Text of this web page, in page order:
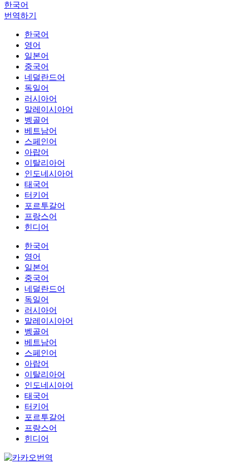
한국어
번역하기
한국어
영어
일본어
중국어
네덜란드어
독일어
러시아어
말레이시아어
벵골어
베트남어
스페인어
아랍어
이탈리아어
인도네시아어
태국어
터키어
포르투갈어
프랑스어
힌디어
한국어
영어
일본어
중국어
네덜란드어
독일어
러시아어
말레이시아어
벵골어
베트남어
스페인어
아랍어
이탈리아어
인도네시아어
태국어
터키어
포르투갈어
프랑스어
힌디어